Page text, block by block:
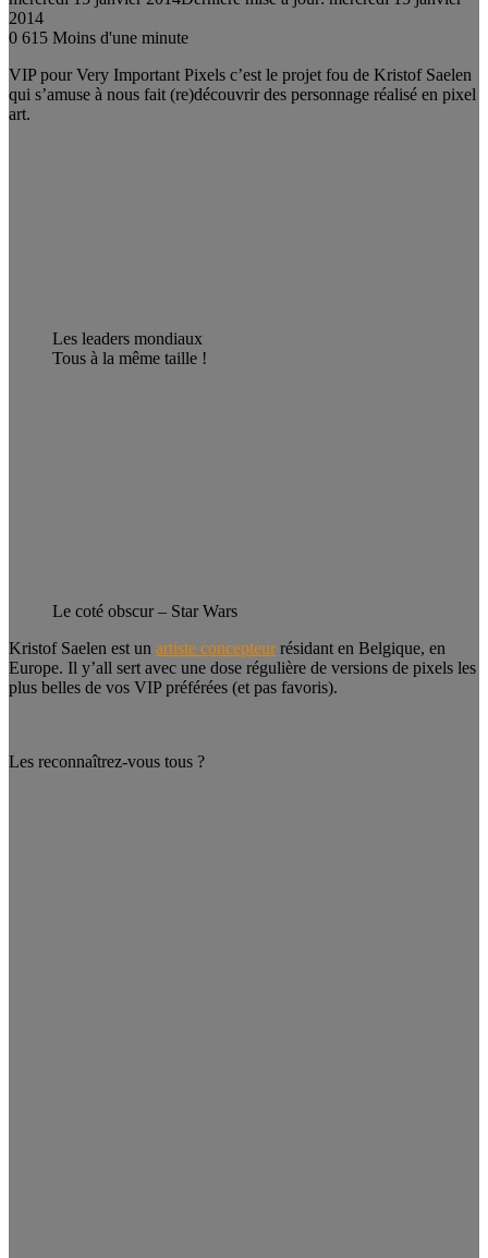
2014
0 615 Moins d'une minute
VIP pour Very Important Pixels c’est le projet fou de Kristof Saelen
qui s’amuse à nous fait (re)découvrir des personnage réalisé en pixel
art.
Les leaders mondiaux
Tous à la même taille !
Le coté obscur – Star Wars
Kristof Saelen est un artiste concepteur résidant en Belgique, en
Europe. Il y’all sert avec une dose régulière de versions de pixels les
plus belles de vos VIP préférées (et pas favoris).
Les reconnaîtrez-vous tous ?